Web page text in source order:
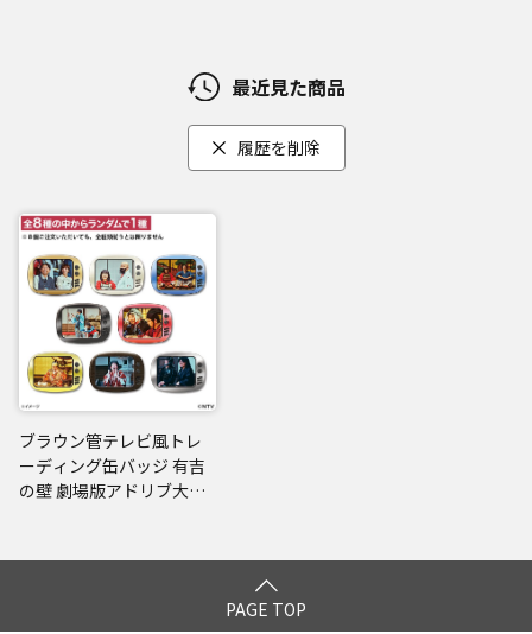
最近見た商品
履歴を削除
ブラウン管テレビ風トレ
ーディング缶バッジ 有吉
の壁 劇場版アドリブ大河
PAGE TOP